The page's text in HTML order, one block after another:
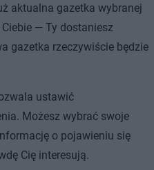
aktualna gazetka wybranej
— Ty dostaniesz
gazetka rzeczywiście będzie
ustawić
Możesz wybrać swoje
o pojawieniu się
Cię interesują.